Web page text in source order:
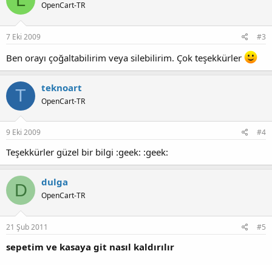
OpenCart-TR
7 Eki 2009 #3
Ben orayı çoğaltabilirim veya silebilirim. Çok teşekkürler
T teknoart
OpenCart-TR
9 Eki 2009 #4
Teşekkürler güzel bir bilgi :geek: :geek:
D dulga
OpenCart-TR
21 Şub 2011 #5
sepetim ve kasaya git nasıl kaldırılır